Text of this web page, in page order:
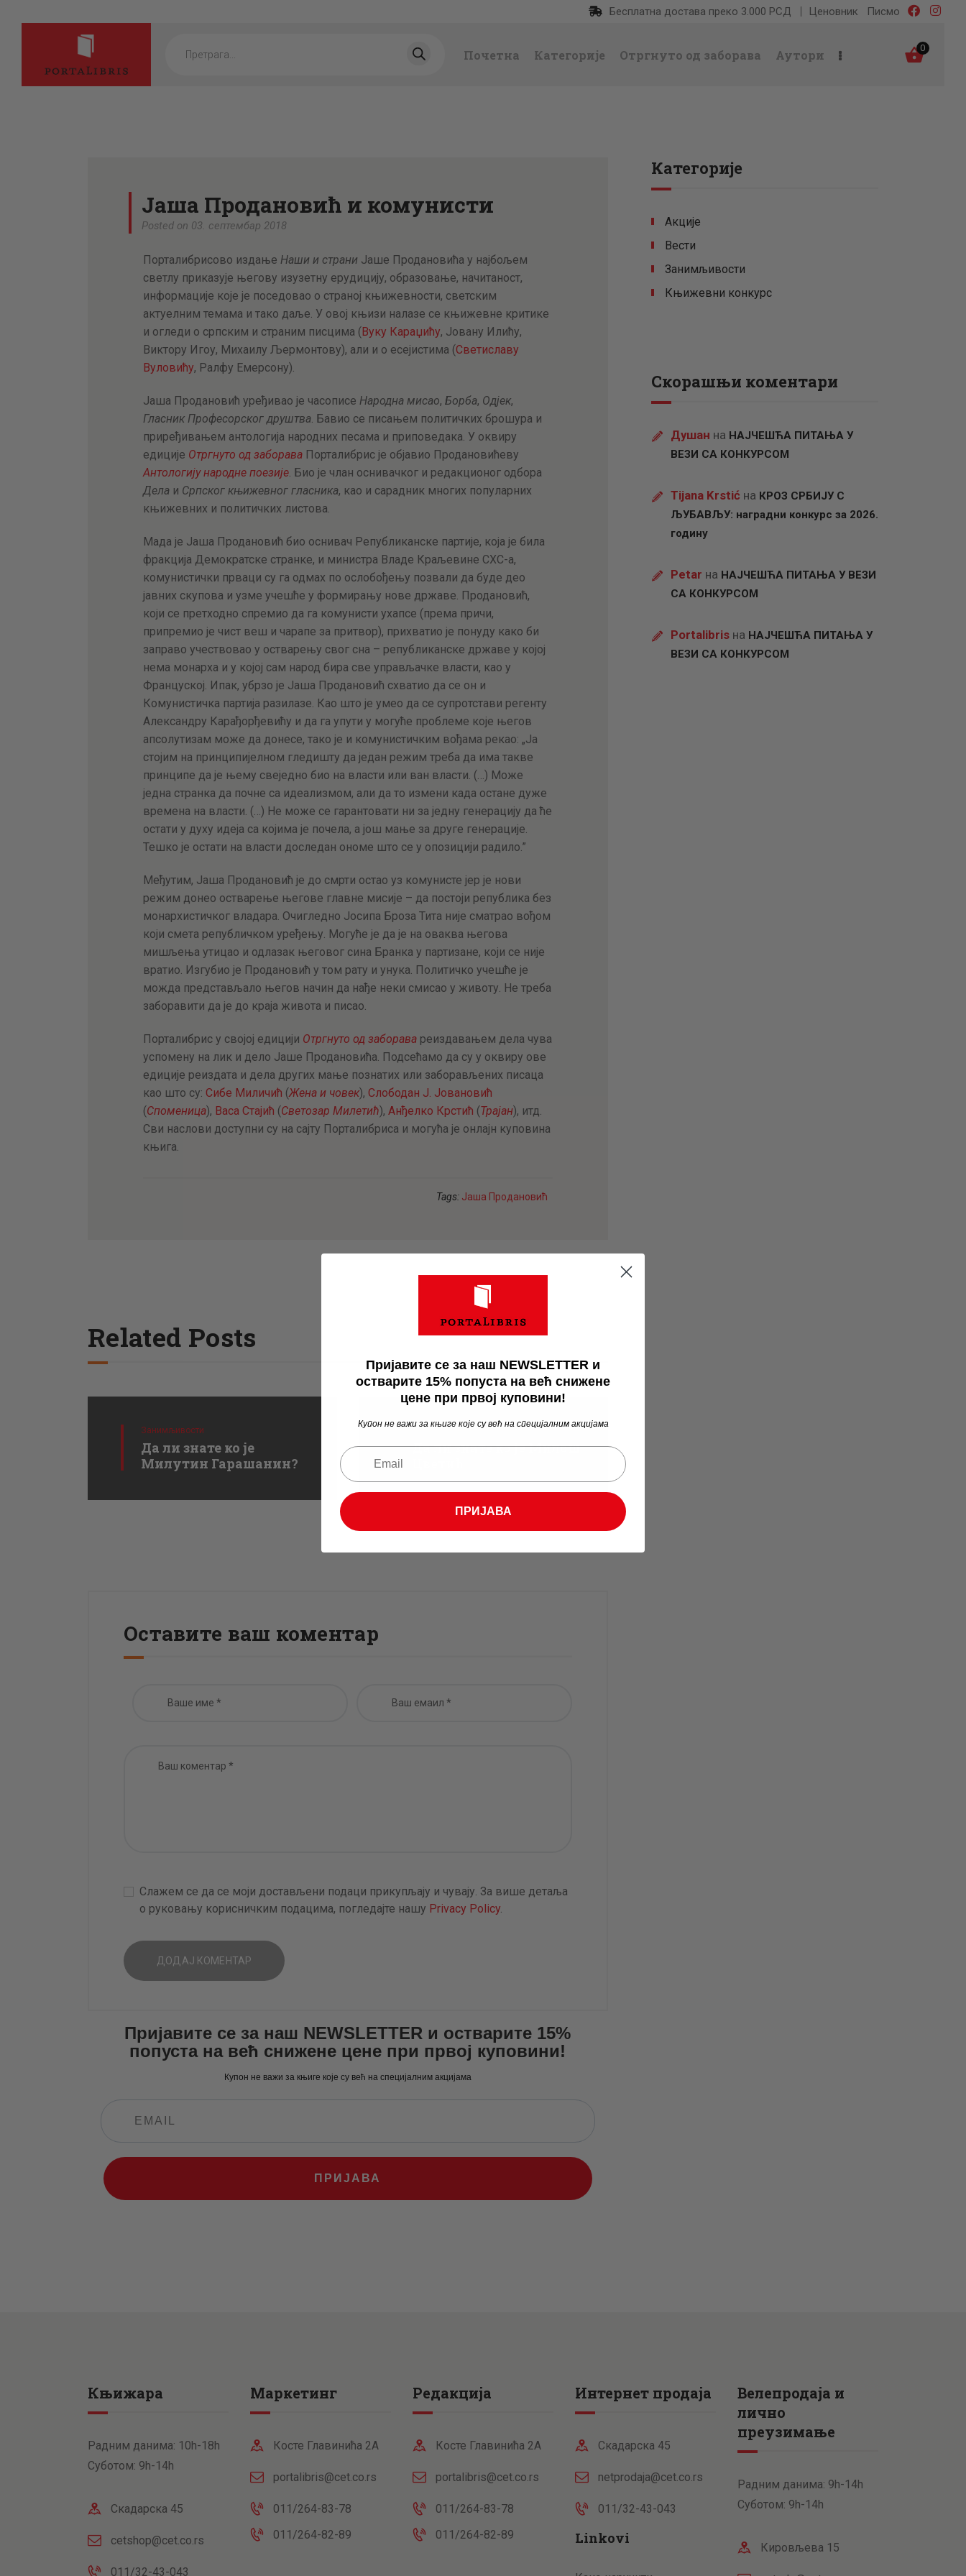
Бесплатна достава преко 3.000 РСД Ценовник Писмо
search
Почетна Категорије Отргнуто од заборава Аутори 0
КАТЕГОРИЈЕ
ОТРГНУТО ОД
ЗАБОРАВА
АУТОРИ
АКТУЕЛНОСТИ
ПИСМО
Јаша Продановић и комунисти
Posted on 03. септембар 2018
Порталибрисово издање Наши и страни Јаше Продановића у најбољем
светлу приказује његову изузетну ерудицију, образовање, начитаност,
информације које је поседовао о страној књижевности, светским
актуелним темама и тако даље. У овој књизи налазе се књижевне критике
и огледи о српским и страним писцима ( Вуку Караџићу, Јовану Илићу,
Виктору Игоу, Михаилу Љермонтову), али и о есејистима (Светиславу
Вуловићу, Ралфу Емерсону).
Јаша Продановић уређивао је часописе Народна мисао, Борба, Одјек,
Гласник Професорског друштва. Бавио се писањем политичких брошура и
приређивањем антологија народних песама и приповедака. У оквиру
едиције Отргнуто од забораваПорталибрис је објавио Продановићеву
Антологију народне поезије. Био је члан оснивачког и редакционог одбора
Делаи Српског књижевног гласника, као и сарадник многих популарних
књижевних и политичких листова.
Мада је Јаша Продановић био оснивач Републиканске партије, која је била
фракција Демократске странке, и министра Владе Краљевине СХС-а,
комунистички прваци су га одмах по ослобођењу позвали да буде део
јавних скупова и узме учешће у формирању нове државе. Продановић,
који се претходно спремио да га комунисти ухапсе (према причи,
припремио је чист веш и чарапе за притвор), прихватио је понуду како би
заправо учествовао у остварењу свог сна – републиканске државе у којој
нема монарха и у којој сам народ бира све управљачке власти, као у
Француској. Ипак, убрзо је Јаша Продановић схватио да се он и
Комунистичка партија разилазе. Као што је умео да се супротстави регенту
Александру Карађорђевићу и да га упути у могуће проблеме које његов
апсолутизам може да донесе, тако је и комунистичким вођама рекао: „Ја
стојим на принципијелном гледишту да један режим треба да има такве
принципе да је њему свеједно био на власти или ван власти. (…) Може
једна странка да почне са идеализмом, али да то измени када остане дуже
времена на власти. (…) Не може се гарантовати ни за једну генерацију да ће
остати у духу идеја са којима је почела, а још мање за друге генерације.
Тешко је остати на власти доследан ономе што се у опозицији радило.”
Међутим, Јаша Продановић је до смрти остао уз комунисте јер је нови
режим донео остварење његове главне мисије – да постоји република без
монархистичког владара. Очигледно Јосипа Броза Тита није сматрао вођом
који смета републичком уређењу. Могуће је да је на оваква његова
мишљења утицао и одлазак његовог сина Бранка у партизане, који се није
вратио. Изгубио је Продановић у том рату и унука. Политичко учешће је
можда представљало његов начин да нађе неки смисао у животу. Не треба
заборавити да је до краја живота и писао.
Порталибрис у својој едицији Отргнуто од заборавареиздавањем дела чува
успомену на лик и дело Јаше Продановића. Подсећамо да су у оквиру ове
едиције реиздата и дела других мање познатих или заборављених писаца
као што су: Сибе Миличић (Жена и човек), Слободан Ј. Јовановић
(Споменица), Васа Стајић (Светозар Милетић), Анђелко Крстић (Трајан), итд.
Сви наслови доступни су на сајту Порталибриса и могућа је онлајн куповина
књига.
Tags: Јаша Продановић
Related Posts
Занимљивости
Да ли знате ко је
Милутин Гарашанин?
Занимљивости
Да ли знате ко је Милош
Оставите ваш коментар
Слажем се да се моји достављени подаци прикупљају и чувају. За више детаља
о руковању корисничким подацима, погледајте нашу Privacy Policy.
Пријавите се за наш NEWSLETTER и остварите 15%
попуста на већ снижене цене при првој куповини!
Купон не важи за књиге које су већ на специјалним акцијама
ПРИЈАВА
Категорије
Акције
Вести
Занимљивости
Књижевни конкурс
Скорашњи коментари
Душан на НАЈЧЕШЋА ПИТАЊА У
ВЕЗИ СА КОНКУРСОМ
Tijana Krstić на КРОЗ СРБИЈУ С
ЉУБАВЉУ: наградни конкурс за 2026.
годину
Petar на НАЈЧЕШЋА ПИТАЊА У ВЕЗИ
СА КОНКУРСОМ
Portalibris на НАЈЧЕШЋА ПИТАЊА У
ВЕЗИ СА КОНКУРСОМ
Књижара
Радним данима: 10h-18h
Суботом: 9h-14h
Скадарска 45
cetshop@cet.co.rs
011/32-43-043
Маркетинг
Косте Главинића 2А
portalibris@cet.co.rs
011/264-83-78
011/264-82-89
Редакција
Косте Главинића 2А
portalibris@cet.co.rs
011/264-83-78
011/264-82-89
Интернет продаја
Скадарска 45
netprodaja@cet.co.rs
011/32-43-043
Linkovi
Велепродаја и
лично
преузимање
Радним данима: 9h-14h
Суботом: 9h-14h
Кировљева 15
Пријавите се за наш NEWSLETTER и
остварите 15% попуста на већ снижене
цене при првој куповини!
Купон не важи за књиге које су већ на специјалним акцијама
ПРИЈАВА